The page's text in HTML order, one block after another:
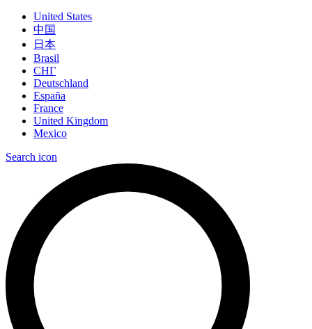
United States
中国
日本
Brasil
СНГ
Deutschland
España
France
United Kingdom
Mexico
Search icon